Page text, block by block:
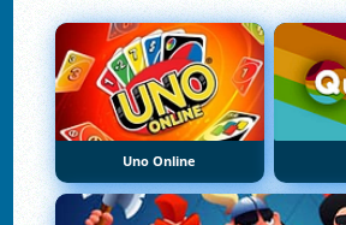
Uno Online